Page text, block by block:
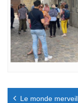
Navigation
Le monde